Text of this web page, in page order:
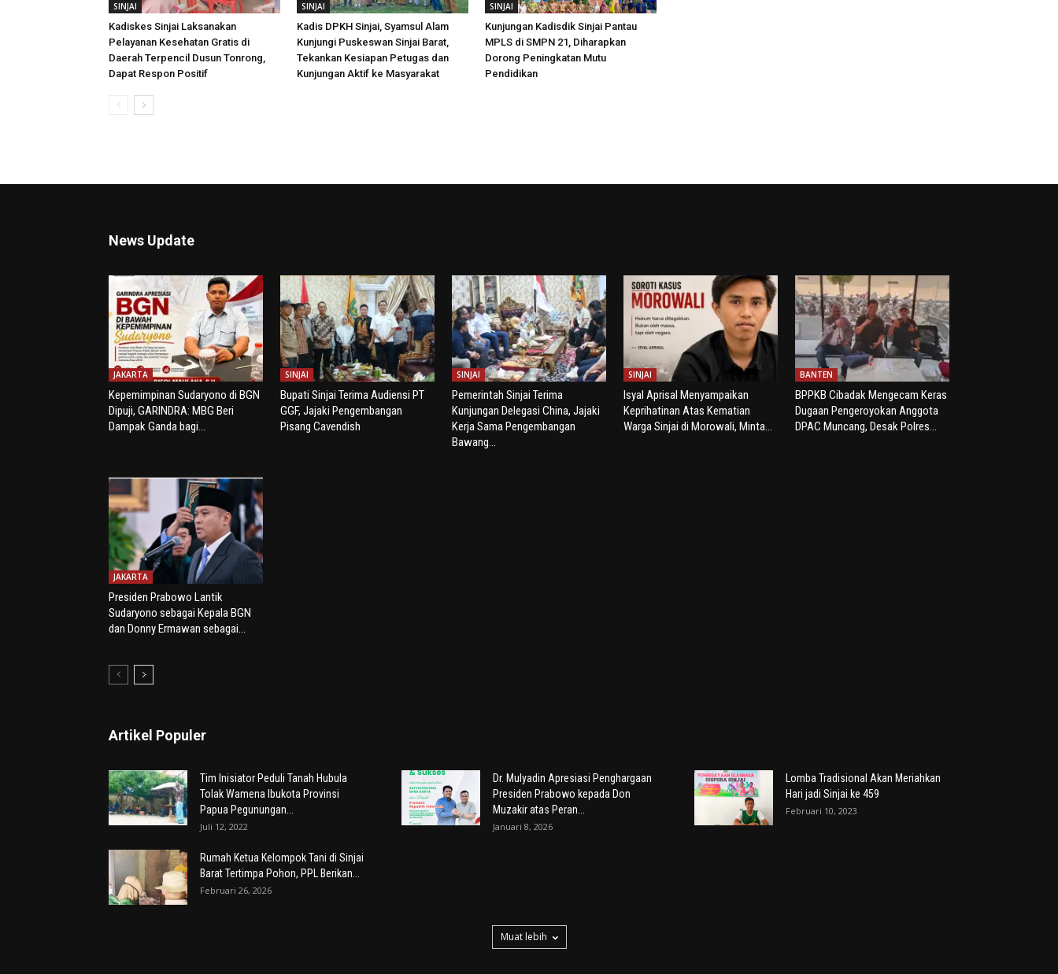
SINJAI
Kadiskes Sinjai Laksanakan
Pelayanan Kesehatan Gratis di
Daerah Terpencil Dusun Tonrong,
Dapat Respon Positif
SINJAI
Kadis DPKH Sinjai, Syamsul Alam
Kunjungi Puskeswan Sinjai Barat,
Tekankan Kesiapan Petugas dan
Kunjungan Aktif ke Masyarakat
SINJAI
Kunjungan Kadisdik Sinjai Pantau
MPLS di SMPN 21, Diharapkan
Dorong Peningkatan Mutu
Pendidikan
News Update
JAKARTA
Kepemimpinan Sudaryono di BGN
Dipuji, GARINDRA: MBG Beri
Dampak Ganda bagi...
SINJAI
Bupati Sinjai Terima Audiensi PT
GGF, Jajaki Pengembangan
Pisang Cavendish
SINJAI
Pemerintah Sinjai Terima
Kunjungan Delegasi China, Jajaki
Kerja Sama Pengembangan
Bawang...
SINJAI
Isyal Aprisal Menyampaikan
Keprihatinan Atas Kematian
Warga Sinjai di Morowali, Minta...
BANTEN
BPPKB Cibadak Mengecam Keras
Dugaan Pengeroyokan Anggota
DPAC Muncang, Desak Polres...
JAKARTA
Presiden Prabowo Lantik
Sudaryono sebagai Kepala BGN
dan Donny Ermawan sebagai...
Artikel Populer
Tim Inisiator Peduli Tanah Hubula
Tolak Wamena Ibukota Provinsi
Papua Pegunungan...
Juli 12, 2022
Dr. Mulyadin Apresiasi Penghargaan
Presiden Prabowo kepada Don
Muzakir atas Peran...
Januari 8, 2026
Lomba Tradisional Akan Meriahkan
Hari jadi Sinjai ke 459
Februari 10, 2023
Rumah Ketua Kelompok Tani di Sinjai
Barat Tertimpa Pohon, PPL Berikan...
Februari 26, 2026
Muat lebih